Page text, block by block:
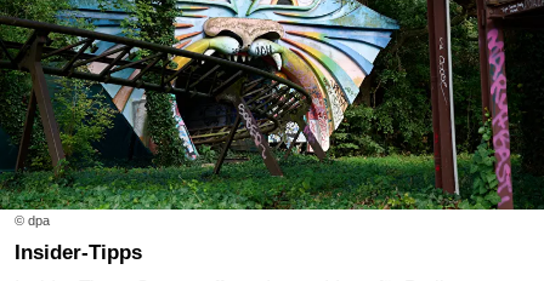
© dpa
Insider-Tipps